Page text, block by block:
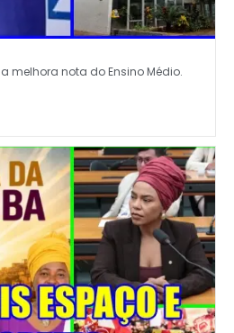
melhora nota do Ensino Médio.